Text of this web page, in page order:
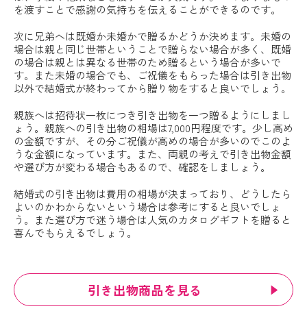
を渡すことで感謝の気持ちを伝えることができるのです。
次に兄弟へは既婚か未婚かで贈るかどうか決めます。未婚の
場合は親と同じ世帯ということで贈らない場合が多く、既婚
の場合は親とは異なる世帯のため贈るという場合が多いで
す。また未婚の場合でも、ご祝儀をもらった場合は引き出物
以外で結婚式が終わってから贈り物をすると良いでしょう。
親族へは招待状一枚につき引き出物を一つ贈るようにしまし
ょう。親族への引き出物の相場は7,000円程度です。少し高め
の金額ですが、その分ご祝儀が高めの場合が多いのでこのよ
うな金額になっています。また、両親の考えで引き出物金額
や選び方が変わる場合もあるので、確認をしましょう。
結婚式の引き出物は費用の相場が決まっており、どうしたら
よいのかわからないという場合は参考にすると良いでしょ
う。また選び方で迷う場合は人気のカタログギフトを贈ると
喜んでもらえるでしょう。
引き出物商品を見る